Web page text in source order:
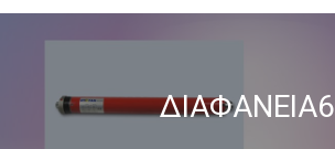
ΔΙΑΦΆΝΕΙΑ6